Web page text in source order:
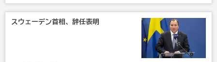
スウェーデン首相、辞任表明